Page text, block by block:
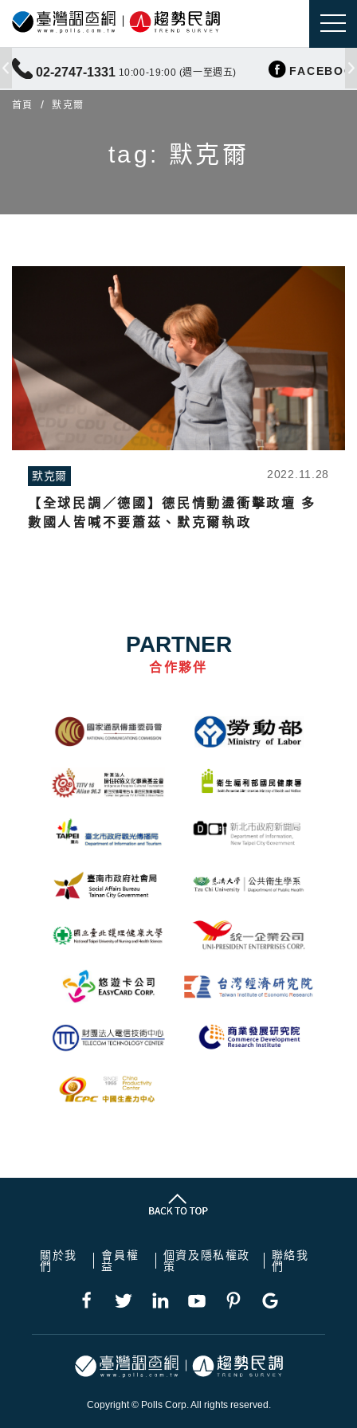
02-2747-1331 10:00-19:00 (週一至週五)
首頁 默克爾
tag: 默克爾
默克爾 2022.11.28
【全球民調／德國】德民情動盪衝擊政壇 多
數國人皆喊不要蕭茲、默克爾執政
PARTNER
合作夥伴
關於我
們
會員權
益
個資及隱私權政
策
聯絡我
們
Copyright © Polls Corp. All rights reserved.